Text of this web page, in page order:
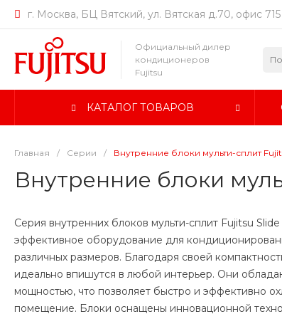
г. Москва, БЦ Вятский, ул. Вятская д.70, офис 715
Официальный дилер
кондиционеров
Fujitsu
КАТАЛОГ ТОВАРОВ
Главная / Серии / Внутренние блоки мульти-сплит
Внутренние блоки
Серия внутренних блоков мульти-сплит Fujitsu
эффективное оборудование для
различных размеров. Благодаря своей
идеально впишутся в любой интерьер. Они
мощностью, что позволяет быстро и эффективно
помещение. Блоки оснащены инновационной